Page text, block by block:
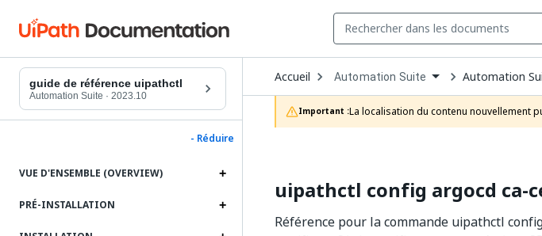
guide de référence uipathctl
Automation Suite · 2023.10
- Réduire
VUE D'ENSEMBLE (OVERVIEW)
PRÉ-INSTALLATION
Accueil Open
Dropdown
to
choose
product
Automation Suite Automation
Important :La localisation du contenu nouvellement
uipathctl config argocd ca-
Référence pour la commande uipathctl